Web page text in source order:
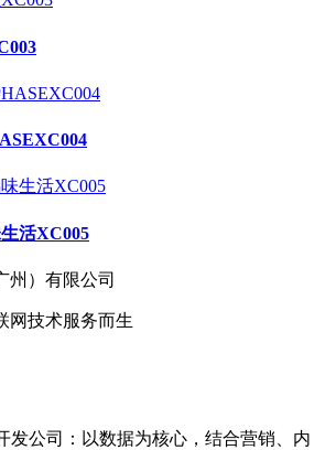
活XC005
网技术服务而生
发公司：以数据为核心，结合营销、内